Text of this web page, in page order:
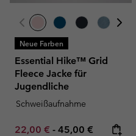
Neue Farben
Essential Hike™ Grid
Fleece Jacke für
Jugendliche
Schweißaufnahme
Minimum sale price:
22,00 € - Maximum price:
45,00 €